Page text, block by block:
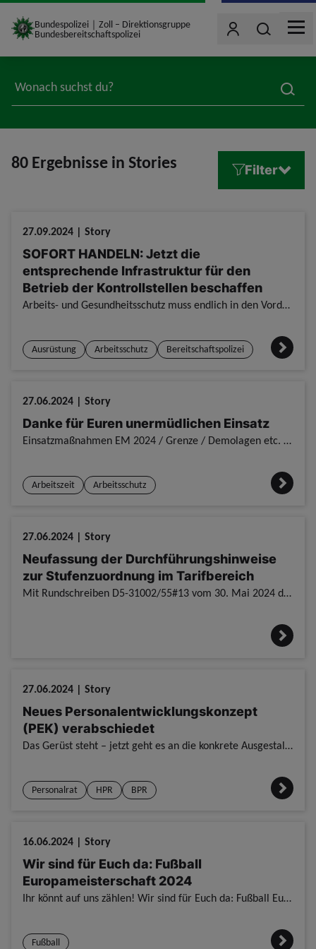
site_logoBundespolizei｜Zoll – Direktionsgruppe
Bundesbereitschaftspolizei
BenutzerWonach
MENU
80 Ergebnisse in Stories Filter
27.09.2024 | Story
SOFORT HANDELN: Jetzt die
entsprechende Infrastruktur für den
Betrieb der Kontrollstellen beschaffen
Arbeits- und Gesundheitsschutz muss endlich in den Vordergrund rücken SOFORT HANDELN: Jetzt die entsprechende Infrastruktur für den Betrieb der Kontrollstellen beschaffen / Einreisekontrolle an allen
Ausrüstung Arbeitsschutz Bereitschaftspolizei
27.06.2024 | Story
Danke für Euren unermüdlichen Einsatz
Einsatzmaßnahmen EM 2024 / Grenze / Demolagen etc. Danke für Euren unermüdlichen Einsatz / Fuldatal. / Sommer, Sonne, Fußball - was für viele unter Vergnügen und Spaß subsumiert wird, bedeutet für E
Arbeitszeit Arbeitsschutz
27.06.2024 | Story
Neufassung der Durchführungshinweise
zur Stufenzuordnung im Tarifbereich
Mit Rundschreiben D5-31002/55#13 vom 30. Mai 2024 des Bundesministeriums des Innern und für Heimat wurden die neuen Durchführungshinweise zu §16 TVöD bekannt gegeben. Neufassung der Durchführungshinwe
27.06.2024 | Story
Neues Personalentwicklungskonzept
(PEK) verabschiedet
Das Gerüst steht – jetzt geht es an die konkrete Ausgestaltung. Neues Personalentwicklungskonzept (PEK) verabschiedet / Fuldatal. / Nach dem der Hauptpersonalrat der Rahmenkonzeption zur Personalentw
Personalrat HPR BPR
16.06.2024 | Story
Wir sind für Euch da: Fußball
Europameisterschaft 2024
Ihr könnt auf uns zählen! Wir sind für Euch da: Fußball Europameisterschaft 2024 / Fuldatal. / Es geht los. / Die Fußball Europameisterschaft begann vor einigen Stunden mit dem grandiosen Eröffnungs
Fußball